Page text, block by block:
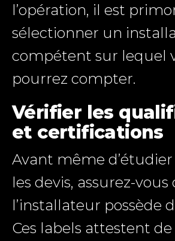
l’opération, il est
sélectionner un
compétent sur lequel
pourrez compter.
Vérifier les
et certifications
Avant même
les devis, assurez-vous
l’installateur possède
Ces labels attestent de